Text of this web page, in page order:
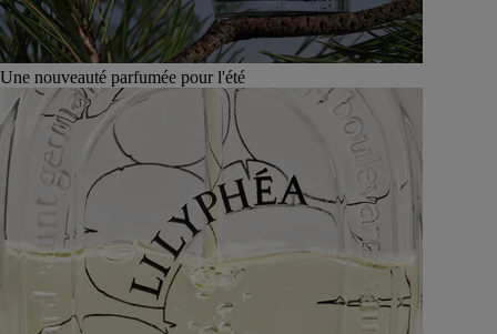
Une nouveauté parfumée pour l'été